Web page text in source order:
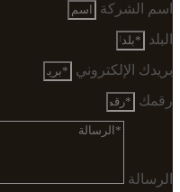
اسم الشركة
البلد
بريدك الإلكتروني
رقمك
الرسالة